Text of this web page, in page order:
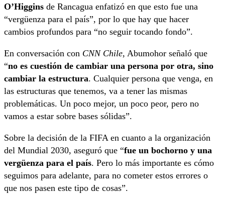
O’Higgins de Rancagua enfatizó en que esto fue una
“vergüenza para el país”, por lo que hay que hacer
cambios profundos para “no seguir tocando fondo”.
En conversación con CNN Chile, Abumohor señaló que
“no es cuestión de cambiar una persona por otra, sino
cambiar la estructura. Cualquier persona que venga, en
las estructuras que tenemos, va a tener las mismas
problemáticas. Un poco mejor, un poco peor, pero no
vamos a estar sobre bases sólidas”.
Sobre la decisión de la FIFA en cuanto a la organización
del Mundial 2030, aseguró que “fue un bochorno y una
vergüenza para el país. Pero lo más importante es cómo
seguimos para adelante, para no cometer estos errores o
que nos pasen este tipo de cosas”.